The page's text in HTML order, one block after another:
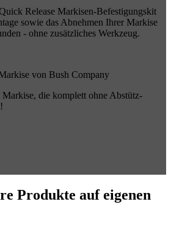
Release Markisen-Befestigungskit
sowie das Abnehmen Ihrer Markise
- ohne zusätzliches Werkzeug.
von Bush Company
Markise, die komplett ohne Abstütz-
Produkte auf eigenen